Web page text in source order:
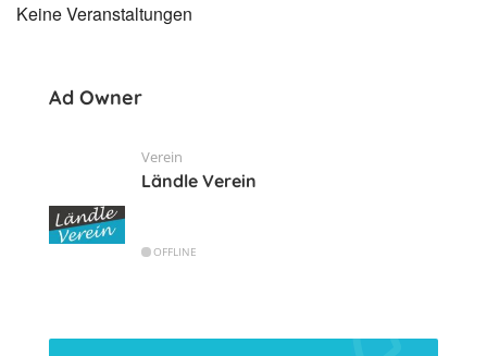
Keine Veranstaltungen
Ad Owner
Verein
Ländle Verein
OFFLINE